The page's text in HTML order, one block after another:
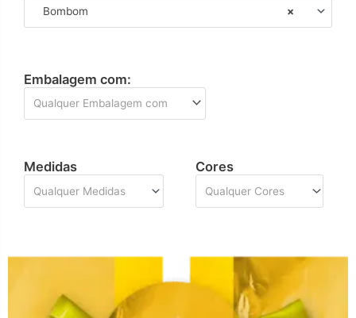
×
Bombom
Embalagem com:
Qualquer Embalagem com
Medidas
Qualquer Medidas
Cores
Qualquer Cores